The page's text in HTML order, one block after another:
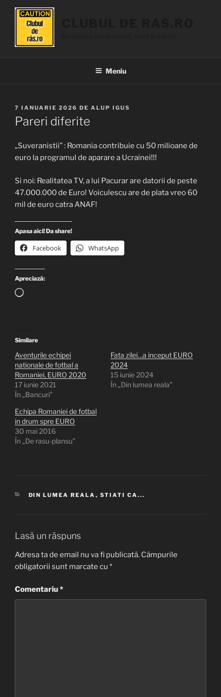
conținut
Meniu
PUBLICAT
PE
7 IANUARIE 2026 DE ALUP IGUS
Pareri diferite
„Suveranistii” : Romania contribuie cu 50 milioane de
euro la programul de aparare a Ucrainei!!!
Si noi: Realitatea TV, a lui Pacurar are datorii de peste
47.000.000 de Euro! Voiculescu are de plata vreo 60
mil de euro catra ANAF!
Apasa aici! Da share!
Facebook WhatsApp
Apreciază:
Încarc...
Similare
Aventurile echipei
nationale de fotbal a
Romaniei, EURO 2020
17 iunie 2021
În „Bancuri”
Fata zilei…a inceput EURO
2024
15 iunie 2024
În „Din lumea reala”
Echipa Romaniei de fotbal
in drum spre EURO
30 mai 2016
În „De rasu-plansu”
CATEGORII
DIN LUMEA REALA , STIATI CA...
Lasă un răspuns
Adresa ta de email nu va fi publicată. Câmpurile
obligatorii sunt marcate cu *
Comentariu*